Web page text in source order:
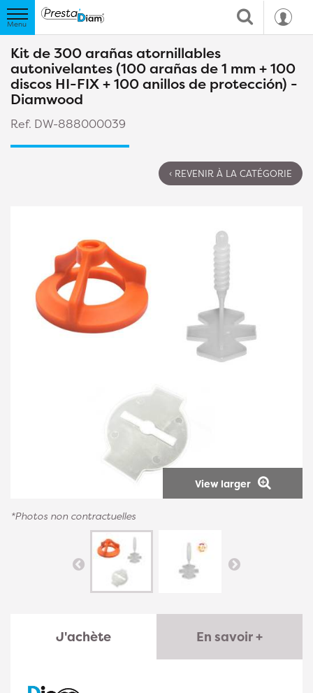
Kit de 300 arañas atornillables
autonivelantes (100 arañas de 1 mm + 100
discos HI-FIX + 100 anillos de protección) -
Diamwood
Ref. DW-888000039
‹ REVENIR À LA CATÉGORIE
View larger
*Photos non contractuelles
J'achète En savoir +